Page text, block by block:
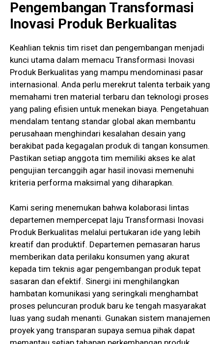
Pengembangan Transformasi
Inovasi Produk Berkualitas
Keahlian teknis tim riset dan pengembangan menjadi
kunci utama dalam memacu Transformasi Inovasi
Produk Berkualitas yang mampu mendominasi pasar
internasional. Anda perlu merekrut talenta terbaik yang
memahami tren material terbaru dan teknologi proses
yang paling efisien untuk menekan biaya. Pengetahuan
mendalam tentang standar global akan membantu
perusahaan menghindari kesalahan desain yang
berakibat pada kegagalan produk di tangan konsumen.
Pastikan setiap anggota tim memiliki akses ke alat
pengujian tercanggih agar hasil inovasi memenuhi
kriteria performa maksimal yang diharapkan.
Kami sering menemukan bahwa kolaborasi lintas
departemen mempercepat laju Transformasi Inovasi
Produk Berkualitas melalui pertukaran ide yang lebih
kreatif dan produktif. Departemen pemasaran harus
memberikan data perilaku konsumen yang akurat
kepada tim teknis agar pengembangan produk tepat
sasaran dan efektif. Sinergi ini menghilangkan
hambatan komunikasi yang seringkali menghambat
proses peluncuran produk baru ke tengah masyarakat
luas yang sudah menanti. Gunakan sistem manajemen
proyek yang transparan supaya semua pihak dapat